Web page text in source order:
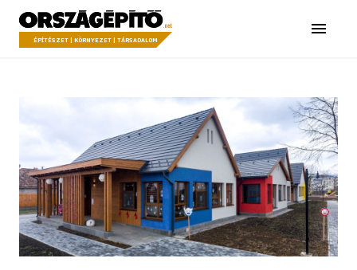
a tartalomhoz
Országépítő
ÉPÍTÉSZET | KÖRNYEZET | TÁRSADALOM Menü